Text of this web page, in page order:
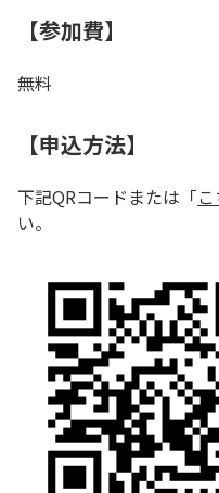
【参加費】
無料
【申込方法】
下記QRコードまたは「
い。